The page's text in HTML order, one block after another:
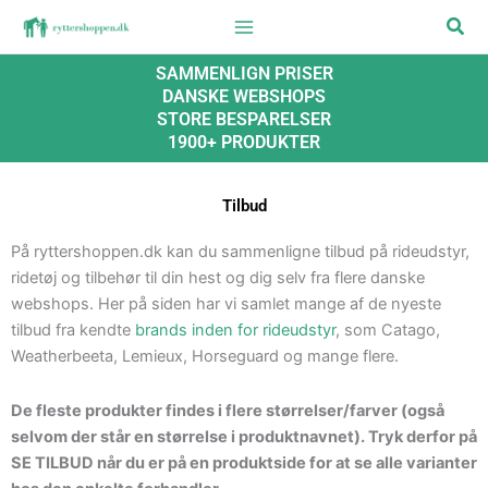
Søg
SAMMENLIGN PRISER
DANSKE WEBSHOPS
STORE BESPARELSER
1900+ PRODUKTER
Tilbud
På ryttershoppen.dk kan du sammenligne tilbud på rideudstyr,
ridetøj og tilbehør til din hest og dig selv fra flere danske
webshops. Her på siden har vi samlet mange af de nyeste
tilbud fra kendte brands inden for rideudstyr, som Catago,
Weatherbeeta, Lemieux, Horseguard og mange flere.
De fleste produkter findes i flere størrelser/farver (også
selvom der står en størrelse i produktnavnet). Tryk derfor på
SE TILBUD når du er på en produktside for at se alle varianter